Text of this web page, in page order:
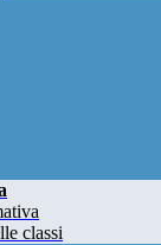
classi